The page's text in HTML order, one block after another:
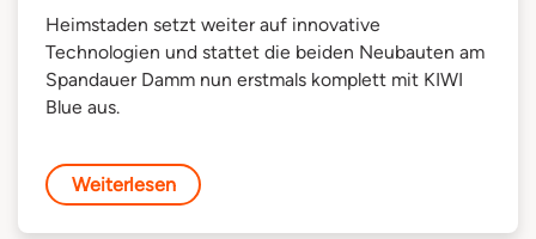
Heimstaden setzt weiter auf innovative
Technologien und stattet die beiden Neubauten am
Spandauer Damm nun erstmals komplett mit KIWI
Blue aus.
Weiterlesen